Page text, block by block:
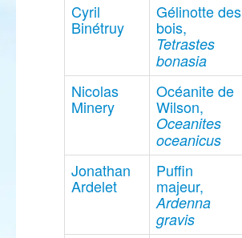
Cyril
Binétruy
Gélinotte des
bois,
Tetrastes
bonasia
Nicolas
Minery
Océanite de
Wilson,
Oceanites
oceanicus
Jonathan
Ardelet
Puffin
majeur,
Ardenna
gravis